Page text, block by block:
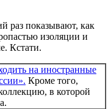
раз показывают, как
изоляции и
Кстати.
на иностранные
Кроме того,
в которой